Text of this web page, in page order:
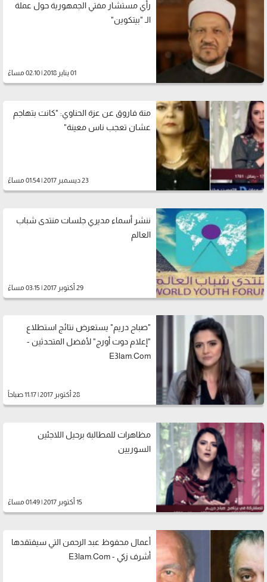
رأي مستشار مفتي الجمهورية حول عملة
الـ "بيتكوين"
01 يناير 2018 | 02:10 مساءً
منة فاروق عن عزة الحناوي: "كانت بتهاجم
عشان تعجب ناس معينة"
23 ديسمبر 2017 | 01:54 مساءً
ننشر أسماء مديري جلسات منتدى شباب
العالم
29 أكتوبر 2017 | 03:15 مساءً
"صباح دريم" يستعرض نتائج استطلاع
"إعلام دوت أورج" لأفضل المتحدثين -
E3lam.Com
28 أكتوبر 2017 | 11:17 صباحاً
مظاهرات للمطالبة برحيل اللاجئين
السوريين
15 أكتوبر 2017 | 01:49 مساءً
أعمال محفوظ عبد الرحمن التي سيفتقدها
أشرف زكي - E3lam.Com